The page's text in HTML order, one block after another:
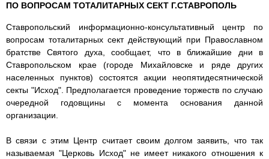
ПО ВОПРОСАМ ТОТАЛИТАРНЫХ СЕКТ Г.СТАВРОПОЛЬ
Ставропольский информационно-консультативный центр по
вопросам тоталитарных сект действующий при Православном
братстве Святого духа, сообщает, что в ближайшие дни в
Ставропольском крае (городе Михайловске и ряде других
населенных пунктов) состоятся акции неопятидесятнической
секты "Исход". Предполагается проведение торжеств по случаю
очередной годовщины с момента основания данной
организации.
В связи с этим Центр считает своим долгом заявить, что так
называемая "Церковь Исход" не имеет никакого отношения к